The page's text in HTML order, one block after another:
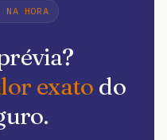
NA HORA
exato do